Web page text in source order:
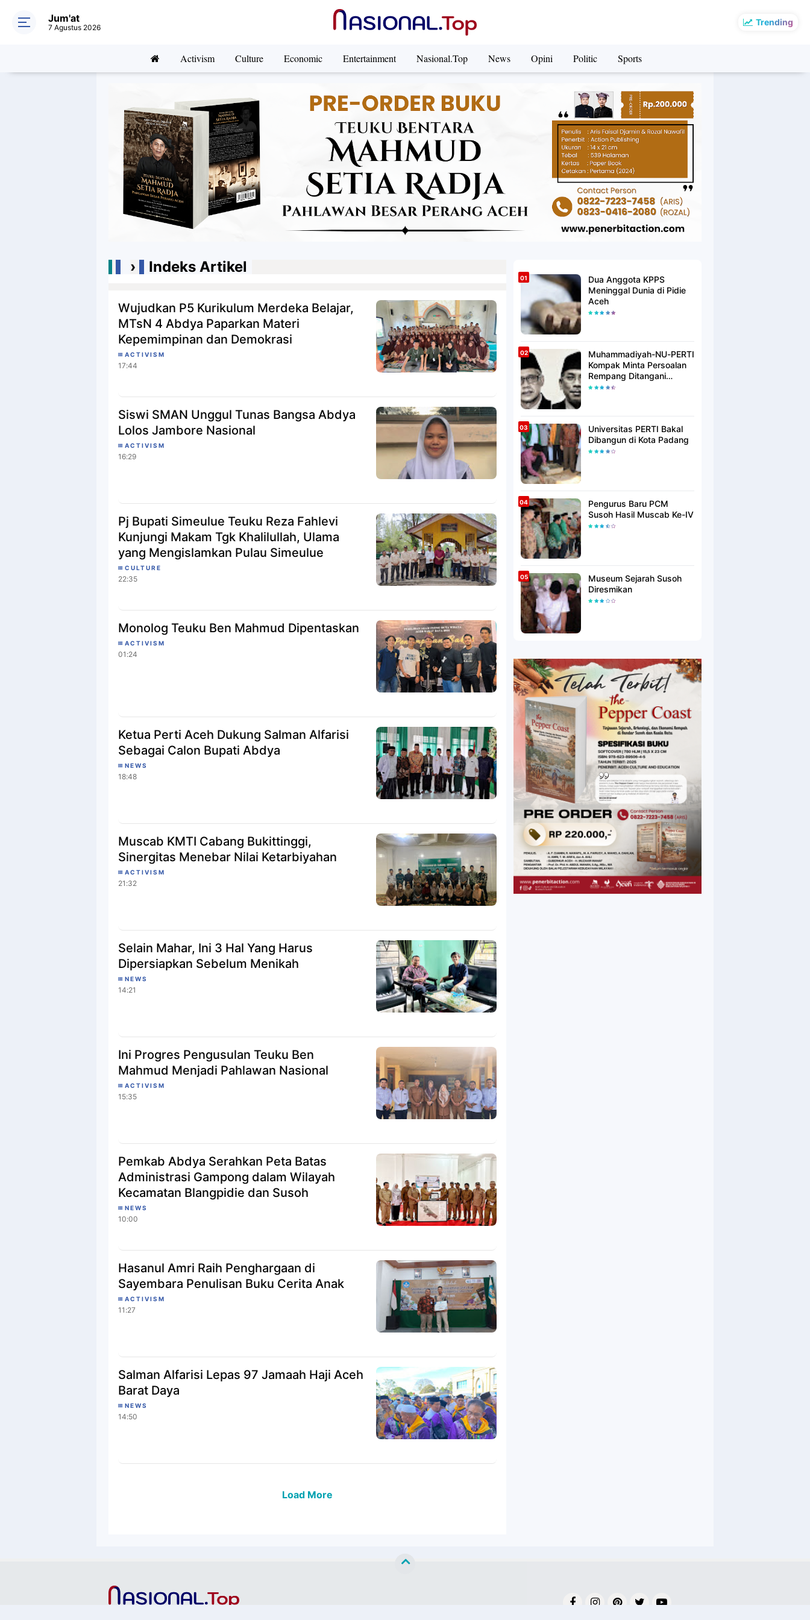
Trending
Jum'at
7 Agustus 2026
Activism Culture Economic Entertainment Nasional.Top News Opini Politic Sports
› Indeks Artikel
Wujudkan P5 Kurikulum Merdeka Belajar,
MTsN 4 Abdya Paparkan Materi
Kepemimpinan dan Demokrasi
ACTIVISM
17:44
Siswi SMAN Unggul Tunas Bangsa Abdya
Lolos Jambore Nasional
ACTIVISM
16:29
Pj Bupati Simeulue Teuku Reza Fahlevi
Kunjungi Makam Tgk Khalilullah, Ulama
yang Mengislamkan Pulau Simeulue
CULTURE
22:35
Monolog Teuku Ben Mahmud Dipentaskan
ACTIVISM
01:24
Ketua Perti Aceh Dukung Salman Alfarisi
Sebagai Calon Bupati Abdya
NEWS
18:48
Muscab KMTI Cabang Bukittinggi,
Sinergitas Menebar Nilai Ketarbiyahan
ACTIVISM
21:32
Selain Mahar, Ini 3 Hal Yang Harus
Dipersiapkan Sebelum Menikah
NEWS
14:21
Ini Progres Pengusulan Teuku Ben
Mahmud Menjadi Pahlawan Nasional
ACTIVISM
15:35
Pemkab Abdya Serahkan Peta Batas
Administrasi Gampong dalam Wilayah
Kecamatan Blangpidie dan Susoh
NEWS
10:00
Hasanul Amri Raih Penghargaan di
Sayembara Penulisan Buku Cerita Anak
ACTIVISM
11:27
Salman Alfarisi Lepas 97 Jamaah Haji Aceh
Barat Daya
NEWS
14:50
Load More
Dua Anggota KPPS
Meninggal Dunia di Pidie
Aceh
Muhammadiyah-NU-PERTI
Kompak Minta Persoalan
Rempang Ditangani
Secara Humanis
Universitas PERTI Bakal
Dibangun di Kota Padang
Pengurus Baru PCM
Susoh Hasil Muscab Ke-IV
Museum Sejarah Susoh
Diresmikan